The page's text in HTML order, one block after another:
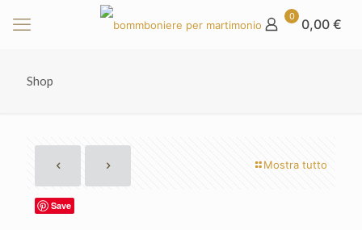
0 0,00 €
Shop
Mostra tutto
Save